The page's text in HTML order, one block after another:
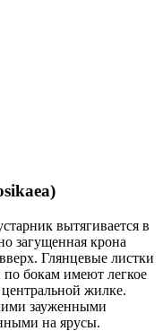
вытягивается в
загущенная крона
Глянцевые листки
бокам имеют легкое
жилке.
зауженными
на ярусы.